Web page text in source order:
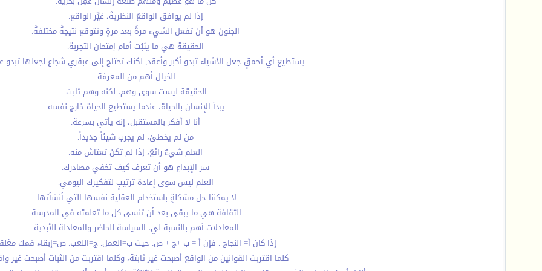
إذا لم يوافق الواقعُ النظريةَ، غيِّر الواقع.
الجنون هو أن تفعل الشيء مرةً بعد مرةٍ وتتوقع نتيجةً مختلفةً.
الحقيقة هي ما يثبُت أمام إمتحان التجربة.
يستطيع أي أحمقٍ جعل الأشياء تبدو أكبر وأعقد, لكنك تحتاج إلى عبقري شجاع لجعلها
الخيال أهم من المعرفة.
الحقيقة ليست سوى وهم، لكنه وهم ثابت.
يبدأ الإنسان بالحياة، عندما يستطيع الحياة خارج نفسه.
أنا لا أفكر بالمستقبل، إنه يأتي بسرعة.
من لم يخطئ، لم يجرب شيئاً جديداً.
العلم شيءٌ رائعٌ، إذا لم تكن تعتاش منه.
سر الإبداع هو أن تعرف كيف تخفي مصادرك.
العلم ليس سوى إعادة ترتيبٍ لتفكيرك اليومي.
لا يمكننا حل مشكلةٍ باستخدام العقلية نفسها التي أنشأتها.
الثقافة هي ما يبقى بعد أن تنسى كل ما تعلمته في المدرسة.
المعادلات أهم بالنسبة لي، السياسة للحاضر والمعادلة للأبدية.
إذا كان أ= النجاح . فإن أ = ب +ج + ص. حيث ب=العمل. ج=اللعب. ص=إبقاء فمك
كلما اقتربت القوانين من الواقع أصبحت غير ثابتة، وكلما اقتربت من الثبات أصبحت غير